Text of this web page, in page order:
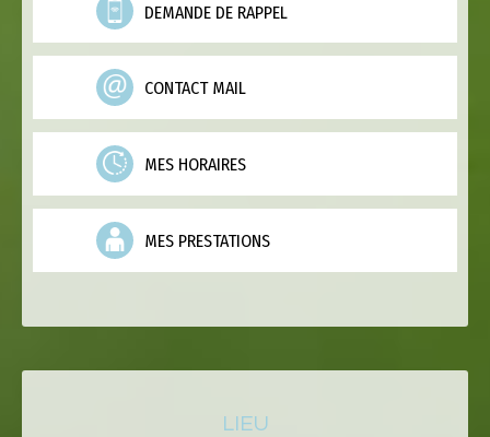
DEMANDE DE RAPPEL
CONTACT MAIL
MES HORAIRES
MES PRESTATIONS
LIEU